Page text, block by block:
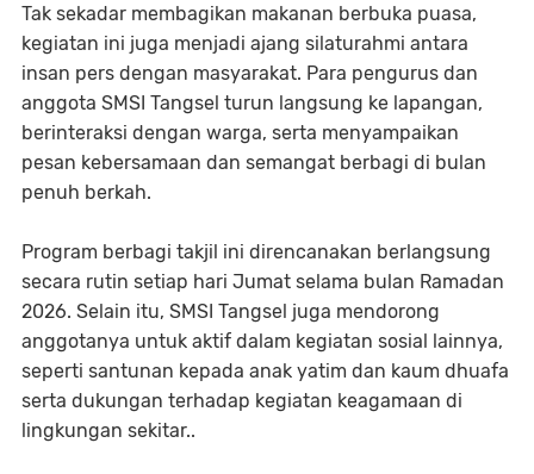
Tak sekadar membagikan makanan berbuka puasa,
kegiatan ini juga menjadi ajang silaturahmi antara
insan pers dengan masyarakat. Para pengurus dan
anggota SMSI Tangsel turun langsung ke lapangan,
berinteraksi dengan warga, serta menyampaikan
pesan kebersamaan dan semangat berbagi di bulan
penuh berkah.
Program berbagi takjil ini direncanakan berlangsung
secara rutin setiap hari Jumat selama bulan Ramadan
2026. Selain itu, SMSI Tangsel juga mendorong
anggotanya untuk aktif dalam kegiatan sosial lainnya,
seperti santunan kepada anak yatim dan kaum dhuafa
serta dukungan terhadap kegiatan keagamaan di
lingkungan sekitar..